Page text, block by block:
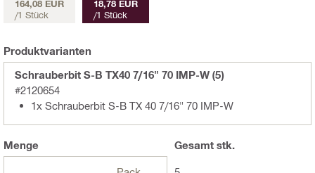
164,08 EUR
/1 Stück
18,78 EUR
/1 Stück
Produktvarianten
Schrauberbit S-B TX40 7/16" 70 IMP-W (5)
#2120654
1x Schrauberbit S-B TX 40 7/16" 70 IMP-W
Menge Gesamtstk.